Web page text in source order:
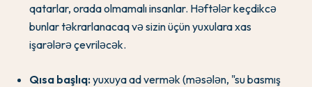
qatarlar, orada olmamalı insanlar. Həftələr keçdikcə
bunlar təkrarlanacaq və sizin üçün yuxulara xas
işarələrə çevriləcək.
Qısa başlıq:yuxuya ad vermək (məsələn, "su basmış